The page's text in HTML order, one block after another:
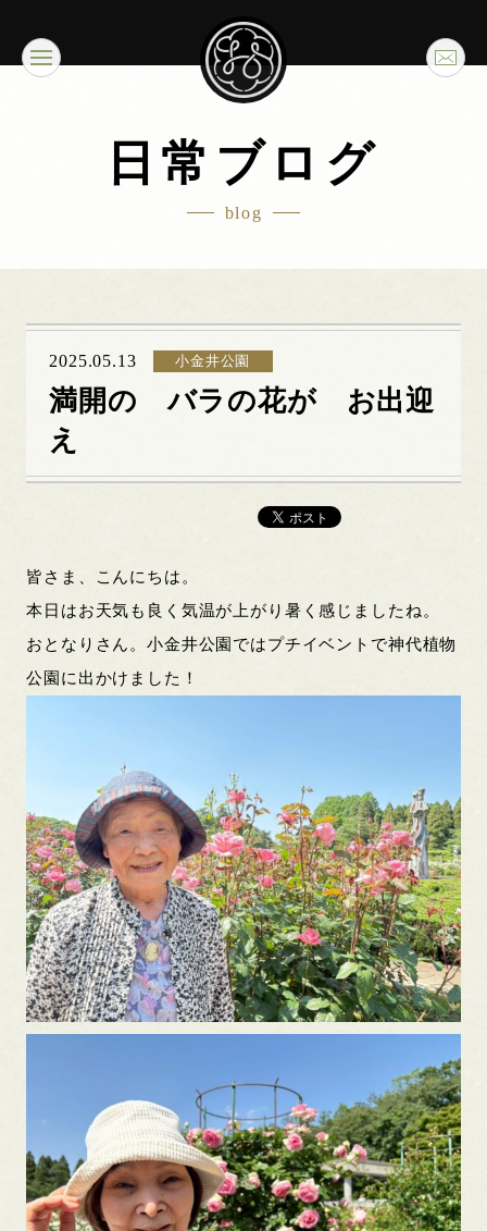
日常ブログ
blog
2025.05.13 小金井公園
満開の バラの花が お出迎
え
皆さま、こんにちは。
本日はお天気も良く気温が上がり暑く感じましたね。
おとなりさん。小金井公園ではプチイベントで神代植物
公園に出かけました！